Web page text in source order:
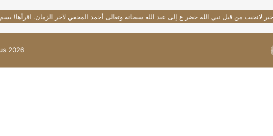
لانجيت من قبل نبي الله خضر ع إلى عبد الله سبحانه وتعالى أحمد المخفي لآخر الزمان. اقرأها!
2026